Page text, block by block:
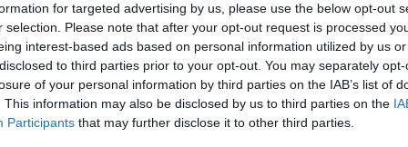
for targeted advertising by us, please use the below opt-out
selection. Please note that after your opt-out request is processed
interest-based ads based on personal information utilized by us
to third parties prior to your opt-out. You may separately
of your personal information by third parties on the IAB’s list of
This information may also be disclosed by us to third parties on the
Participants that may further disclose it to other third parties.
mikor kiderült, az eddig ismertnél is magasabb volt
Szép lassan azonban visszatértek a vevők a
végül a vezető részvényindexek mindegyike a
zárásra. Ma reggel azonban az ázsiai
és az amerikai futuresek is enyhén lefelé állnak,